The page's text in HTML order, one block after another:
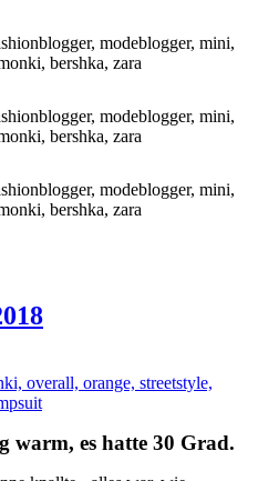
warm, es hatte 30 Grad.